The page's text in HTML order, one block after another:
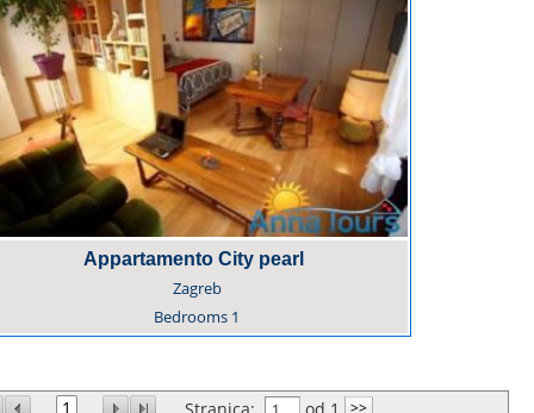
Appartamento City pearl
Zagreb
Bedrooms 1
1